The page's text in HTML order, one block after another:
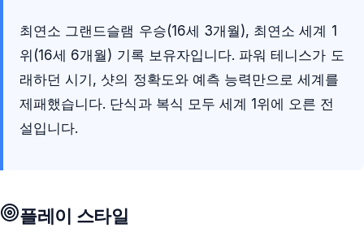
최연소 그랜드슬램 우승(16세 3개월), 최연소 세계 1
위(16세 6개월) 기록 보유자입니다. 파워 테니스가 도
래하던 시기, 샷의 정확도와 예측 능력만으로 세계를
제패했습니다. 단식과 복식 모두 세계 1위에 오른 전
설입니다.
플레이 스타일